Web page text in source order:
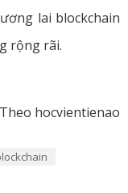
lai blockchain
rộng rãi.
Theo hocvientienao